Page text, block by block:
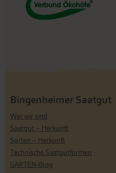
Bingenheimer Saatgut
Wer wir sind
Saatgut – Herkunft
Sorten – Herkunft
Technische Saatgutformen
GARTEN-Blog